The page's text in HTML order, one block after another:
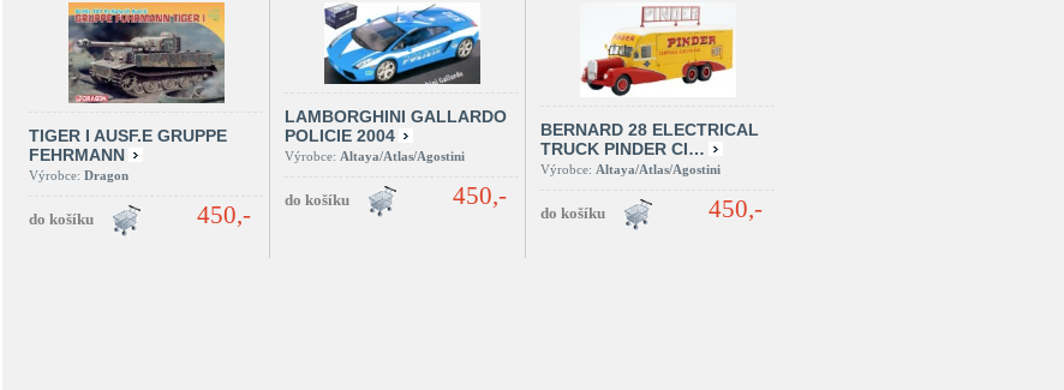
TIGER I AUSF.E GRUPPE
FEHRMANN
Výrobce: Dragon
450,-
LAMBORGHINI GALLARDO
POLICIE 2004
Výrobce: Altaya/Atlas/Agostini
450,-
BERNARD 28 ELECTRICAL
TRUCK PINDER CI…
Výrobce: Altaya/Atlas/Agostini
450,-